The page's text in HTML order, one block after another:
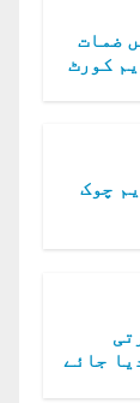
میں ضمات
کورٹ
چوک
جائے